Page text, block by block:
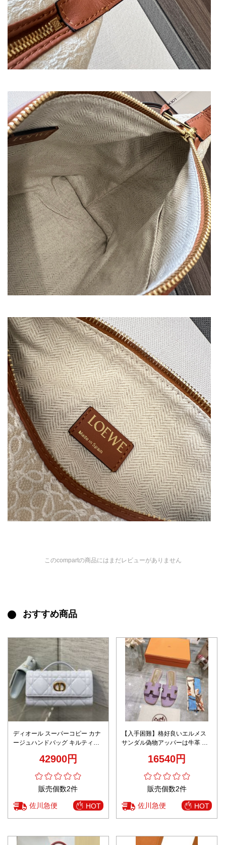
このcompartの商品にはまだレビューがありません
おすすめ商品
ディオール スーパーコピー カナ
ージュハンドバッグ キルティン
42900円
販売個数2件
佐川急便 HOT
【入手困難】格好良いエルメス
サンダル偽物アッパーは牛革 イ
16540円
販売個数2件
佐川急便 HOT